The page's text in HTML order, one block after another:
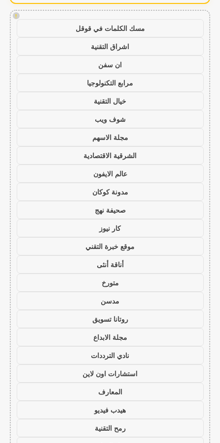
!
مسك الكلمات في قوقل
اشراق التقنية
ان سفن
مرابع التكنولوجيا
خيال التقنية
شوف ويب
مجلة الاسهم
الشرقية الاقتصادية
عالم الايفون
مدونة كوكان
صحيفة نهج
كار نيوز
موقع خبرة التقني
أناقة أنثى
متورخ
مدسن
روتانا تسويق
مجلة الابداع
نادي الترددات
استشارات اون لاين
المعارف
هيدب فيديو
رمح التقنية